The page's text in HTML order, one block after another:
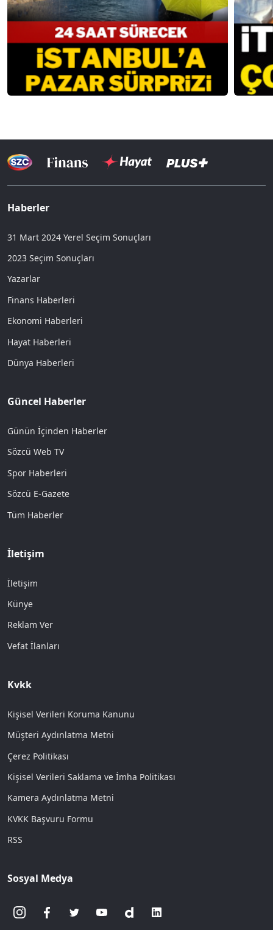
Haberler
31 Mart 2024 Yerel Seçim Sonuçları
2023 Seçim Sonuçları
Yazarlar
Finans Haberleri
Ekonomi Haberleri
Hayat Haberleri
Dünya Haberleri
Güncel Haberler
Günün İçinden Haberler
Sözcü Web TV
Spor Haberleri
Sözcü E-Gazete
Tüm Haberler
İletişim
İletişim
Künye
Reklam Ver
Vefat İlanları
Kvkk
Kişisel Verileri Koruma Kanunu
Müşteri Aydınlatma Metni
Çerez Politikası
Kişisel Verileri Saklama ve İmha Politikası
Kamera Aydınlatma Metni
KVKK Başvuru Formu
RSS
Sosyal Medya